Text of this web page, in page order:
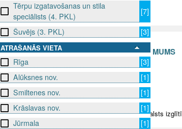
Tērpu izgatavošanas un stila
speciālists (4. PKL)
[7]
Šuvējs (3. PKL)
[3]
ATRAŠANĀS VIETA
Rīga
[3]
Alūksnes nov.
[1]
Smiltenes nov.
[1]
Krāslavas nov.
[1]
Jūrmala
[1]
SEKO MUMS SAZINIES AR MUMS
info@niid.lv
© 2025 Valsts